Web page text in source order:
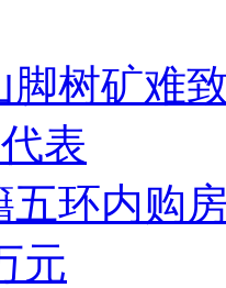
脚树矿难
表
五环内购
元